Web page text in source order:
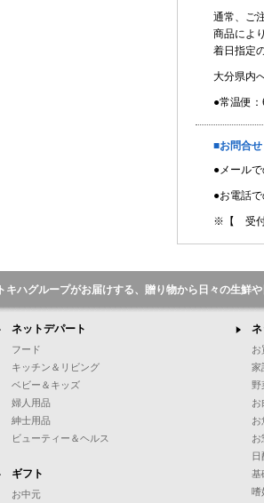
通常、ご
商品によ
着日指定
大分県内
●常温便
■お問合せ
●メール
●お電話
※【 受付
トキハグループがお届けする、贈り物から日々の生鮮
ネットデパート
フード
キッチン＆リビング
ベビー＆キッズ
婦人用品
紳士用品
ビューティー＆ヘルス
ギフト
お中元
お
家
野
お
お
お
日
基
嗜